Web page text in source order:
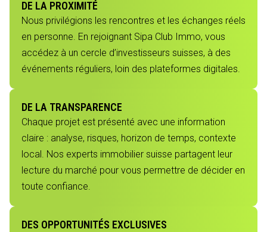
DE LA PROXIMITÉ
Nous privilégions les rencontres et les échanges réels
en personne. En rejoignant Sipa Club Immo, vous
accédez à un cercle d’investisseurs suisses, à des
événements réguliers, loin des plateformes digitales.
DE LA TRANSPARENCE
Chaque projet est présenté avec une information
claire : analyse, risques, horizon de temps, contexte
local. Nos experts immobilier suisse partagent leur
lecture du marché pour vous permettre de décider en
toute confiance.
DES OPPORTUNITÉS EXCLUSIVES